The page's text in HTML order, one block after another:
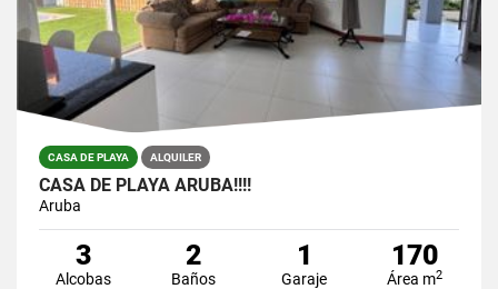
CASA DE PLAYA ALQUILER
CASA DE PLAYA ARUBA!!!!
Aruba
3
Alcobas
2
Baños
1
Garaje
170
Área m2